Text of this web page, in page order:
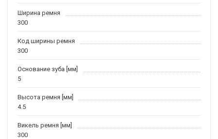
Ширина ремня
300
Код ширины ремня
300
Основание зуба [мм]
5
Высота ремня [мм]
4.5
Викель ремня [мм]
300